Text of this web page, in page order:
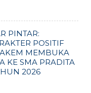
PINTAR:
POSITIF
MEMBUKA
KE SMA PRADITA
2026